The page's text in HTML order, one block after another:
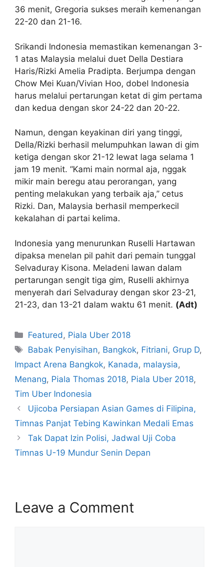
36 menit, Gregoria sukses meraih kemenangan
22-20 dan 21-16.
Srikandi Indonesia memastikan kemenangan 3-
1 atas Malaysia melalui duet Della Destiara
Haris/Rizki Amelia Pradipta. Berjumpa dengan
Chow Mei Kuan/Vivian Hoo, dobel Indonesia
harus melalui pertarungan ketat di gim pertama
dan kedua dengan skor 24-22 dan 20-22.
Namun, dengan keyakinan diri yang tinggi,
Della/Rizki berhasil melumpuhkan lawan di gim
ketiga dengan skor 21-12 lewat laga selama 1
jam 19 menit. “Kami main normal aja, nggak
mikir main beregu atau perorangan, yang
penting melakukan yang terbaik aja,” cetus
Rizki. Dan, Malaysia berhasil memperkecil
kekalahan di partai kelima.
Indonesia yang menurunkan Ruselli Hartawan
dipaksa menelan pil pahit dari pemain tunggal
Selvaduray Kisona. Meladeni lawan dalam
pertarungan sengit tiga gim, Ruselli akhirnya
menyerah dari Selvaduray dengan skor 23-21,
21-23, dan 13-21 dalam waktu 61 menit. (Adt)
Featured , Piala Uber 2018
Babak Penyisihan, Bangkok, Fitriani, Grup D,
Impact Arena Bangkok, Kanada, malaysia,
Menang, Piala Thomas 2018, Piala Uber 2018,
Tim Uber Indonesia
Ujicoba Persiapan Asian Games di Filipina,
Timnas Panjat Tebing Kawinkan Medali Emas
Tak Dapat Izin Polisi, Jadwal Uji Coba
Timnas U-19 Mundur Senin Depan
Leave a Comment